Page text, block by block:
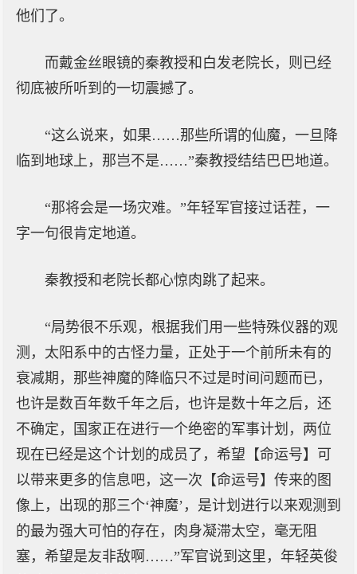
他们了。
而戴金丝眼镜的秦教授和白发老院长，则已经
彻底被所听到的一切震撼了。
“这么说来，如果……那些所谓的仙魔，一旦降
临到地球上，那岂不是……”秦教授结结巴巴地道。
“那将会是一场灾难。”年轻军官接过话茬，一
字一句很肯定地道。
秦教授和老院长都心惊肉跳了起来。
“局势很不乐观，根据我们用一些特殊仪器的观
测，太阳系中的古怪力量，正处于一个前所未有的
衰减期，那些神魔的降临只不过是时间问题而已，
也许是数百年数千年之后，也许是数十年之后，还
不确定，国家正在进行一个绝密的军事计划，两位
现在已经是这个计划的成员了，希望【命运号】可
以带来更多的信息吧，这一次【命运号】传来的图
像上，出现的那三个‘神魔’，是计划进行以来观测到
的最为强大可怕的存在，肉身凝滞太空，毫无阻
塞，希望是友非敌啊……”军官说到这里，年轻英俊